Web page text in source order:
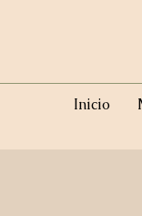
Inicio